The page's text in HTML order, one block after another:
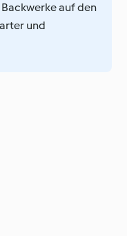
auf den
und